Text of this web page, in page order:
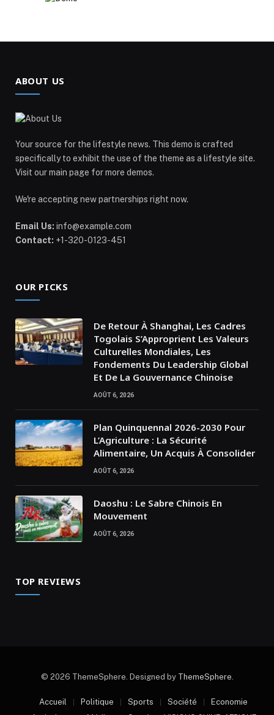
ABOUT US
Your source for the lifestyle news. This demo is crafted
specifically to exhibit the use of the theme as a lifestyle site.
Visit our main page for more demos.
We're accepting new partnerships right now.
Email Us: info@example.com
Contact: +1-320-0123-451
OUR PICKS
De Retour À Shanghai, Les Cadres
Togolais S’Approprient Les Valeurs
Culturelles Mondiales, Les
Fondements Du Leadership Global
Et De La Gouvernance Chinoise
AOÛT 6, 2026
Plan Quinquennal 2026-2030 Pour
L’Agriculture : La Sécurité
Alimentaire, Un Acquis À Consolider
AOÛT 6, 2026
Daoshu : Le Sabre Chinois En
Mouvement
AOÛT 6, 2026
TOP REVIEWS
© 2026 ThemeSphere. Designed by ThemeSphere
Accueil Politique Sports Société
Economie